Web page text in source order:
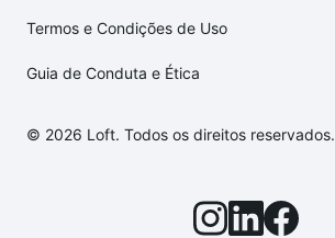
Termos e Condições de Uso
Guia de Conduta e Ética
© 2026 Loft. Todos os direitos reservados.